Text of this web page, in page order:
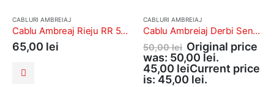
CABLURI AMBREIAJ
Cablu Ambreaj Rieju RR 50cc Peugeot Xp6
65,00 lei
CABLURI AMBREIAJ
Cablu Ambreiaj Derbi Senda 50cc 2T <2006
50,00lei Original price
was: 50,00 lei.
45,00 leiCurrent price
is: 45,00 lei.